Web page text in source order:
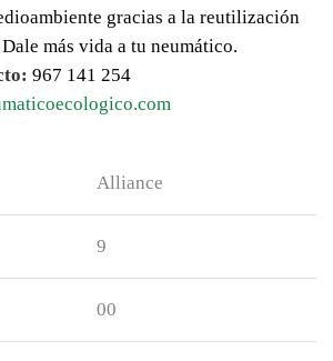
gracias a la reutilización
más vida a tu neumático.
967 141 254
Alliance
9
00